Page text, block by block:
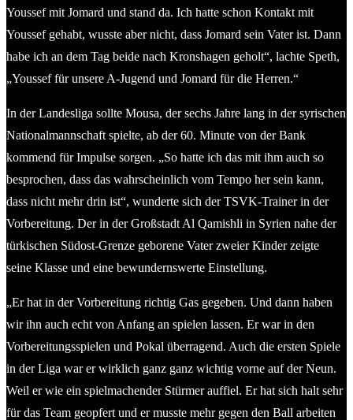
Youssef mit Jomard und stand da. Ich hatte schon Kontakt mit
Youssef gehabt, wusste aber nicht, dass Jomard sein Vater ist. Dann
habe ich an dem Tag beide nach Kronshagen geholt“, lachte Speth,
„Youssef für unsere A-Jugend und Jomard für die Herren.“
In der Landesliga sollte Mousa, der sechs Jahre lang in der syrischen
Nationalmannschaft spielte, ab der 60. Minute von der Bank
kommend für Impulse sorgen. „So hatte ich das mit ihm auch so
besprochen, dass das wahrscheinlich vom Tempo her sein kann,
dass nicht mehr drin ist“, wunderte sich der TSVK-Trainer in der
Vorbereitung. Der in der Großstadt Al Qamishli in Syrien nahe der
türkischen Südost-Grenze geborene Vater zweier Kinder zeigte
seine Klasse und eine bewundernswerte Einstellung.
„Er hat in der Vorbereitung richtig Gas gegeben. Und dann haben
wir ihn auch echt von Anfang an spielen lassen. Er war in den
Vorbereitungsspielen und Pokal überragend. Auch die ersten Spiele
in der Liga war er wirklich ganz ganz wichtig vorne auf der Neun.
Weil er wie ein spielmachender Stürmer auffiel. Er hat sich halt sehr
für das Team geopfert und er musste mehr gegen den Ball arbeiten